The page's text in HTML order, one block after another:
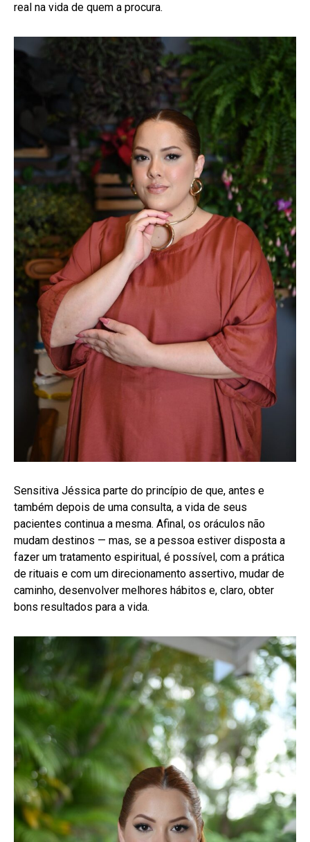
real na vida de quem a procura.
Sensitiva Jéssica parte do princípio de que, antes e
também depois de uma consulta, a vida de seus
pacientes continua a mesma. Afinal, os oráculos não
mudam destinos — mas, se a pessoa estiver disposta a
fazer um tratamento espiritual, é possível, com a prática
de rituais e com um direcionamento assertivo, mudar de
caminho, desenvolver melhores hábitos e, claro, obter
bons resultados para a vida.